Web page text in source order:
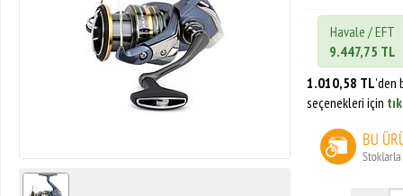
Havale / EFT
9.447,75 TL
1.010,58 TL'den
seçenekleri için